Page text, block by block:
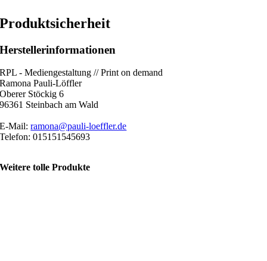
Produktsicherheit
Herstellerinformationen
RPL - Mediengestaltung // Print on demand
Ramona Pauli-Löffler
Oberer Stöckig 6
96361 Steinbach am Wald
E-Mail:ramona@pauli-loeffler.de
Telefon: 015151545693
Weitere tolle Produkte